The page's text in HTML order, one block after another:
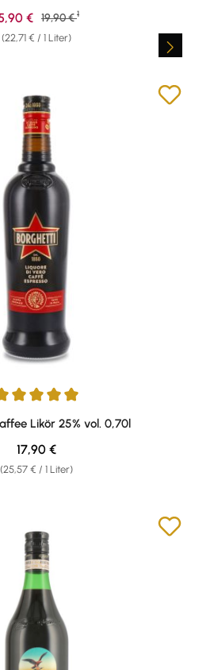
(22,71 € / 1 Liter)
Verkaufspreis:
€ Regulärer Preis:
19,90 € 1
von 5 von 5 Sternen
Likör 25% vol. 0,70l
(25,57 € / 1 Liter)
Regulärer Preis:
17,90 €